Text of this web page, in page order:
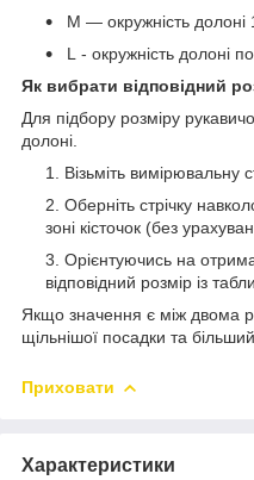
M — окружність
L - окружність долоні
Як вибрати відповідний
Для підбору розміру
долоні.
Візьміть вимірювальну
Оберніть стрічку
зоні кісточок (без
Орієнтуючись на
відповідний розмір із
Якщо значення є між двома
щільнішої посадки та
Приховати
Характеристики